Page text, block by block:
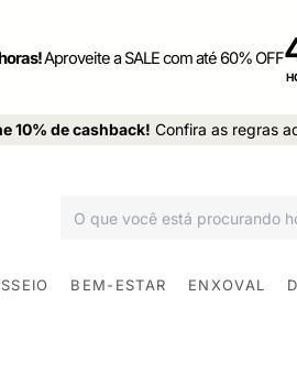
Aproveite a SALE com até 60% OFF
10% de cashback! Confira as regras
BEM-ESTAR ENXOVAL